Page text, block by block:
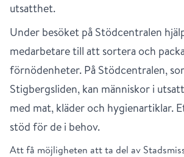
utsatthet.
Under besöket på Stödcentralen
medarbetare till att sortera och
förnödenheter. På Stödcentralen,
Stigbergsliden, kan människor i
med mat, kläder och hygienartiklar.
stöd för de i behov.
Att få möjligheten att ta del av